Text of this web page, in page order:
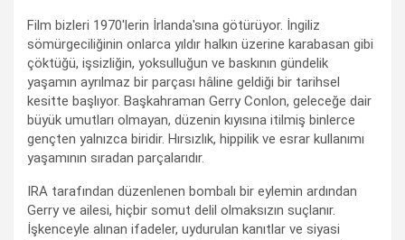
Film bizleri 1970'lerin İrlanda'sına götürüyor. İngiliz
sömürgeciliğinin onlarca yıldır halkın üzerine karabasan gibi
çöktüğü, işsizliğin, yoksulluğun ve baskının gündelik
yaşamın ayrılmaz bir parçası hâline geldiği bir tarihsel
kesitte başlıyor. Başkahraman Gerry Conlon, geleceğe dair
büyük umutları olmayan, düzenin kıyısına itilmiş binlerce
gençten yalnızca biridir. Hırsızlık, hippilik ve esrar kullanımı
yaşamının sıradan parçalarıdır.
IRA tarafından düzenlenen bombalı bir eylemin ardından
Gerry ve ailesi, hiçbir somut delil olmaksızın suçlanır.
İşkenceyle alınan ifadeler, uydurulan kanıtlar ve siyasi